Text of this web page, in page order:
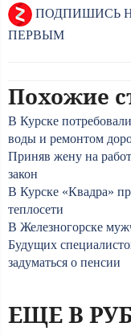
ПОДПИШИСЬ
ПЕРВЫМ
Похожие
В Курске
воды и ремонтом
Приняв жену на
закон
В Курске «Квадра»
теплосети
В Железногорске
Будущих
задуматься о пенсии
ЕЩЕ В